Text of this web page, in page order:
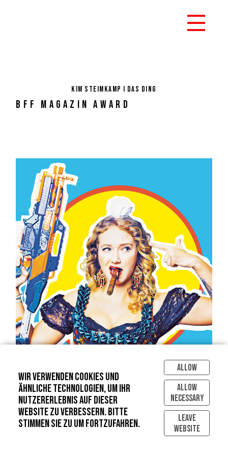
KIM STEIMKAMP I DAS DING
BFF MAGAZIN AWARD
Wir verwenden Cookies und
ähnliche Technologien, um Ihr
Nutzererlebnis auf dieser
Website zu verbessern. Bitte
stimmen Sie zu um fortzufahren.
Allow
Allow
Necessary
Leave
Website